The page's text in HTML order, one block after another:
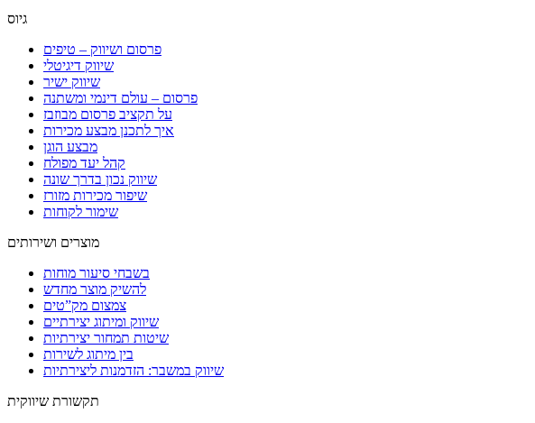
גיוס
פרסום ושיווק – טיפים
שיווק דיגיטלי
שיווק ישיר
פרסום – עולם דינמי ומשתנה
על תקציב פרסום מבוזבז
איך לתכנן מבצע מכירות
מבצע הוגן
קהל יעד מפולח
שיווק נכון בדרך שונה
שיפור מכירות מזורז
שימור לקוחות
מוצרים ושירותים
בשבחי סיעור מוחות
להשיק מוצר מחדש
צמצום מק”טים
שיווק ומיתוג יצירתיים
שיטות תמחור יצירתיות
בין מיתוג לשירות
שיווק במשבר: הזדמנות ליצירתיות
תקשורת שיווקית